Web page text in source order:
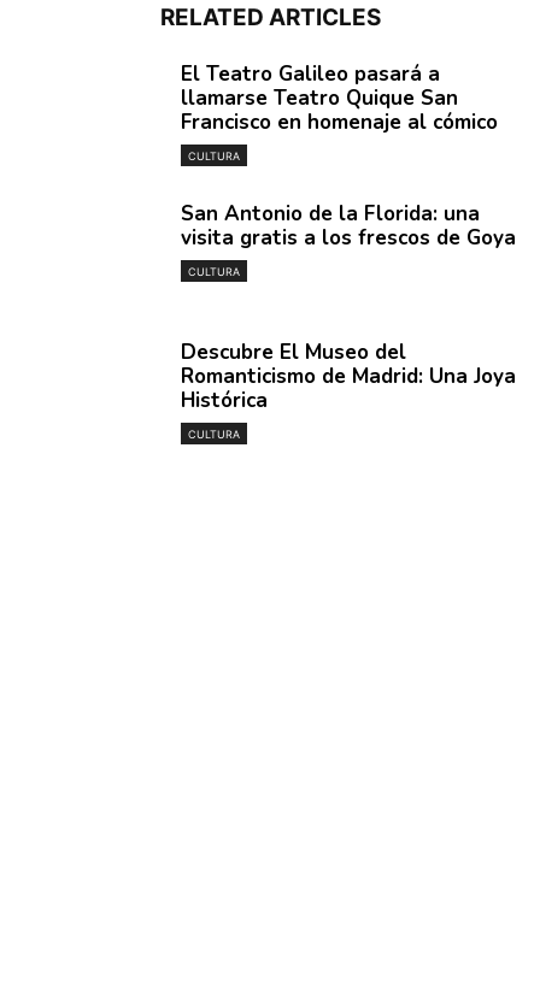
RELATED ARTICLES
El Teatro Galileo pasará a
llamarse Teatro Quique San
Francisco en homenaje al cómico
CULTURA
San Antonio de la Florida: una
visita gratis a los frescos de Goya
CULTURA
Descubre El Museo del
Romanticismo de Madrid: Una Joya
Histórica
CULTURA